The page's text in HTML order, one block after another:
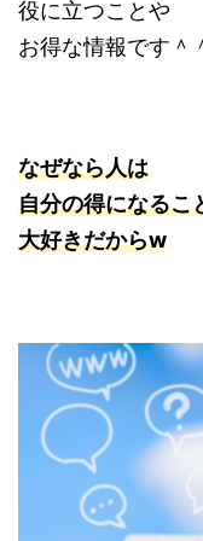
役に立つことや
お得な情報です＾
なぜなら人は
自分の得になるこ
大好きだからw